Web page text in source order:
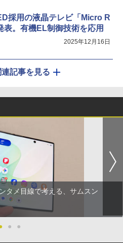
採用の液晶テレビ「Micro R
表。有機EL制御技術を応用
2025年12月16日
連記事を見る
タメ目線で考える、サムスン
● ●